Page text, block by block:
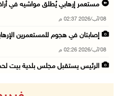
مستعمر إرهابي يُطلق مواشيه في
08/آب/2026 02:37 م
إصابتان في هجوم للمستعمرين
08/آب/2026 02:26 م
الرئيس يستقبل مجلس بلدية بيت